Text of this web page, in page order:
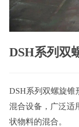
联
系
DSH系列双
DSH系列双螺旋锥
混合设备，广泛适
状物料的混合。